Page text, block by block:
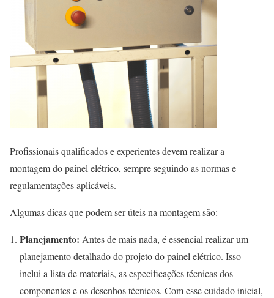
Profissionais qualificados e experientes devem realizar a
montagem do painel elétrico, sempre seguindo as normas e
regulamentações aplicáveis.
Algumas dicas que podem ser úteis na montagem são:
Planejamento: Antes de mais nada, é essencial realizar um
planejamento detalhado do projeto do painel elétrico. Isso
inclui a lista de materiais, as especificações técnicas dos
componentes e os desenhos técnicos. Com esse cuidado inicial,